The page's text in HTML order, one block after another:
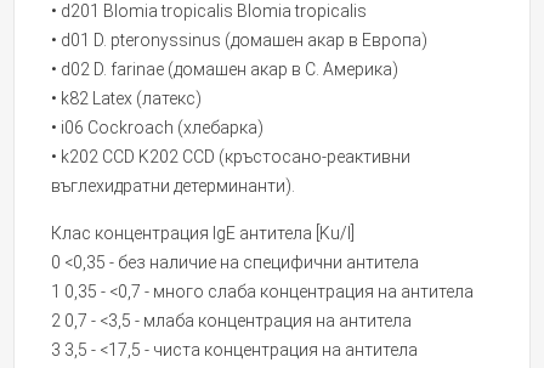
• d201 Blomia tropicalis Blomia tropicalis
• d01 D. pteronyssinus (домашен акар в Европа)
• d02 D. farinae (домашен акар в С. Америка)
• k82 Latex (латекс)
• i06 Cockroach (хлебарка)
• k202 CCD K202 CCD (кръстосано-реактивни
въглехидратни детерминанти).
Клас концентрация IgE антитела [Ku/I]
0 <0,35 - без наличие на специфични антитела
1 0,35 - <0,7 - много слаба концентрация на антитела
2 0,7 - <3,5 - млаба концентрация на антитела
3 3,5 - <17,5 - чиста концентрация на антитела